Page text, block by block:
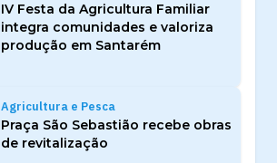
IV Festa da Agricultura Familiar
integra comunidades e valoriza
produção em Santarém
Agricultura e Pesca
Praça São Sebastião recebe obras
de revitalização